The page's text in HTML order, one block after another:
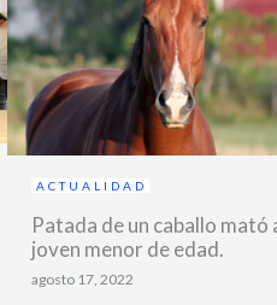
ACTUALIDAD
Patada de un caballo mató
joven menor de edad.
agosto 17, 2022